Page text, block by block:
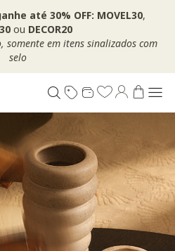
até 30% OFF: MOVEL30,
ou DECOR20
em itens sinalizados com
selo